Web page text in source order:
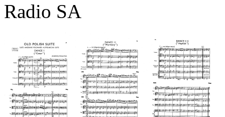
Radio SA